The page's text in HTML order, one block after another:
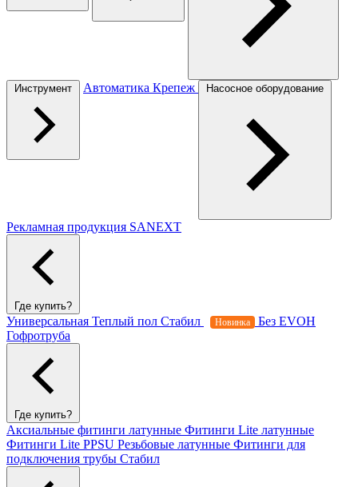
Инструмент Автоматика Крепеж Насосное оборудование
Рекламная продукция SANEXT
Где купить?
Универсальная Теплый пол Стабил Новинка
Без EVOH
Гофротруба
Где купить?
Аксиальные фитинги латунные Фитинги Lite латунные
Фитинги Lite PPSU Резьбовые латунные Фитинги для
подключения трубы Стабил